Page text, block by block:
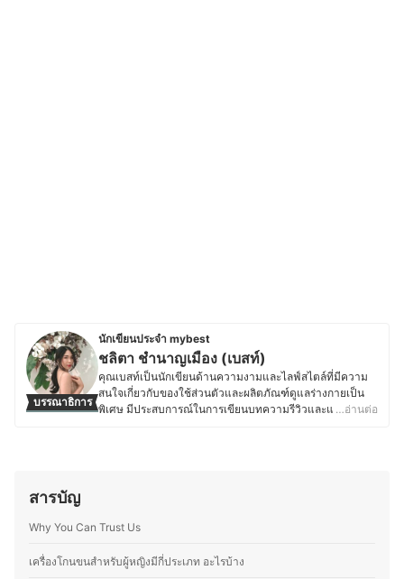
บรรณาธิการ
นักเขียนประจำ mybest
ชลิตา ชำนาญเมือง (เบสท์)
คุณเบสท์เป็นนักเขียนด้านความงามและไลฟ์สไตล์ที่มีความ
สนใจเกี่ยวกับของใช้ส่วนตัวและผลิตภัณฑ์ดูแลร่างกายเป็น
พิเศษ มีประสบการณ์ในการเขียนบทความรีวิวและแปลคอน
เครื่องโกนขน โลชั่นบำรุงผิว หรือผลิตภัณฑ์สำหรับทำความ
ของผลิตภัณฑ์อย่างละเอียด เพื่อให้มั่นใจว่าผลิตภัณฑ์ที่เลือก
ใช้มีคุณภาพและปลอดภัย จากประสบการณ์ที่ผ่านมาทำให้
…อ่านต่อ
สารบัญ
Why You Can Trust Us
เครื่องโกนขนสำหรับผู้หญิงมีกี่ประเภท อะไรบ้าง